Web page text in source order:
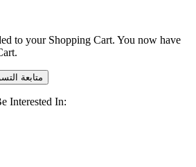
to your Shopping Cart. You now have
متابعة
Interested In: